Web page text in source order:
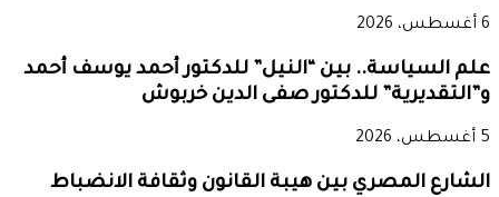
6 أغسطس، 2026
علم السياسة.. بين “النيل” للدكتور أحمد يوسف أحمد
و”التقديرية” للدكتور صفى الدين خربوش
5 أغسطس، 2026
الشارع المصري بين هيبة القانون وثقافة الانضباط